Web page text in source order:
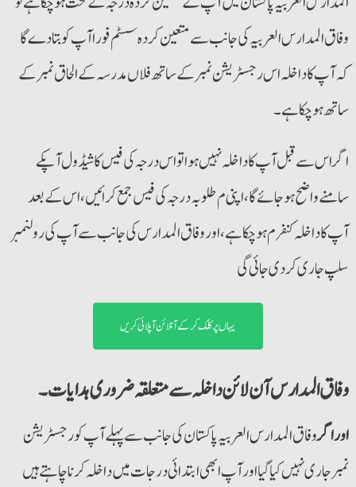
وفاق المدارس العربیہ کی جانب سے متعین کردہ سسٹم فورا آپ کو بتادے گا
کہ آپ کا داخلہ اس رجسٹریشن نمبر کے ساتھ فلاں مدرسہ کے الحاق نمبر کے
ساتھ ہوچکا ہے۔
اگر اس سے قبل آپ کا داخلہ نہیں ہوا تو اس درجہ کی فیس کا شیڈول آپکے
سامنے واضح ہوجائے گا، اپنی م طلوبہ درجہ کی فیس جمع کرائیں،اس کے بعد
آپ کاداخلہ کنفرم ہوچکا ہے، اور وفاق المدارس کی جانب سے آپ کی رولنمبر
سلپ جاری کردی جائی گی
یہاں پر کلک کر کے آنلائن آپلائی کریں
وفاق المدارس آن لائن داخلہ سے متعلقہ ضروری ہدایات۔
اور اگروفاق المدارس العربیہ پاکستان کی جانب سے پہلےآپ کو رجسٹریشن
نمبر جاری نہیں کیا گیا اور آپ ابھی ابتدائی درجات میں داخلہ کرنا چاہتے ہیں